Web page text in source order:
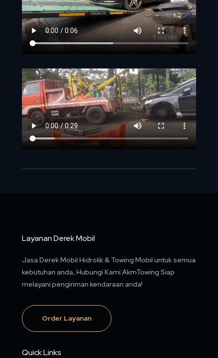
Layanan Derek Mobil
Jasa Derek Mobil Hidrolik & Towing Mobil untuk semua
kebutuhan anda, Hubungi Kami AkmTowing Siap
melayani pengiriman kendaraan anda!
Order Layanan
Quick Links